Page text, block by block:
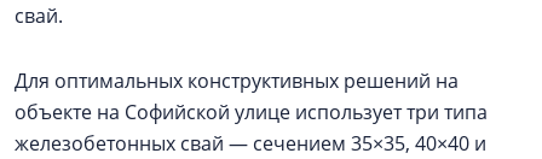
свай.
Для оптимальных конструктивных решений на
объекте на Софийской улице использует три типа
железобетонных свай — сечением 35×35, 40×40 и